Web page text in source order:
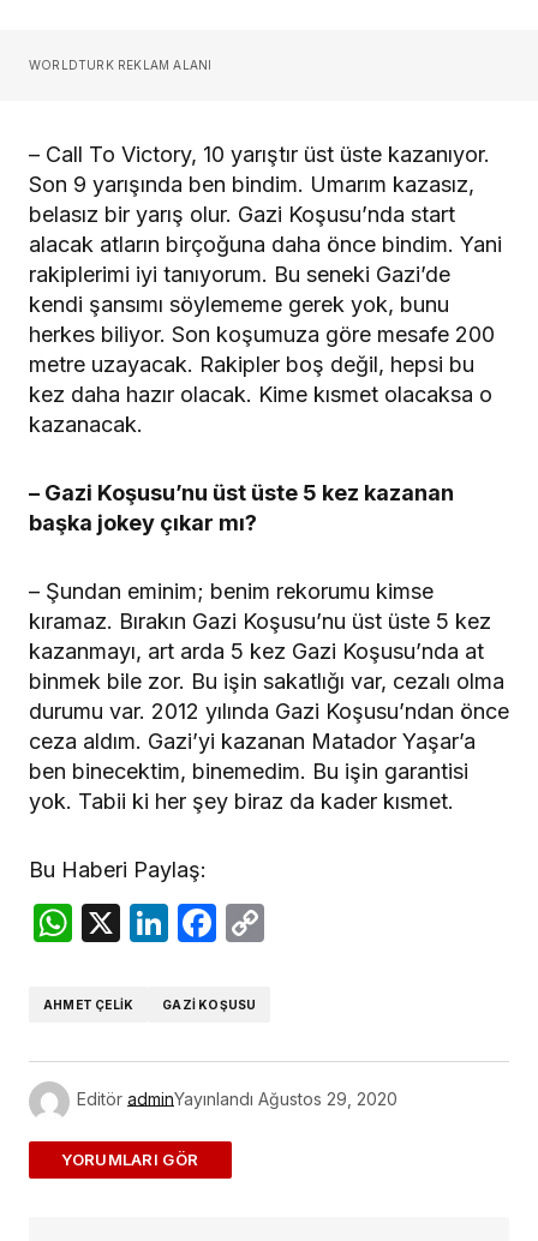
WORLDTURK REKLAM ALANI
– Call To Victory, 10 yarıştır üst üste kazanıyor.
Son 9 yarışında ben bindim. Umarım kazasız,
belasız bir yarış olur. Gazi Koşusu’nda start
alacak atların birçoğuna daha önce bindim. Yani
rakiplerimi iyi tanıyorum. Bu seneki Gazi’de
kendi şansımı söylememe gerek yok, bunu
herkes biliyor. Son koşumuza göre mesafe 200
metre uzayacak. Rakipler boş değil, hepsi bu
kez daha hazır olacak. Kime kısmet olacaksa o
kazanacak.
– Gazi Koşusu’nu üst üste 5 kez kazanan
başka jokey çıkar mı?
– Şundan eminim; benim rekorumu kimse
kıramaz. Bırakın Gazi Koşusu’nu üst üste 5 kez
kazanmayı, art arda 5 kez Gazi Koşusu’nda at
binmek bile zor. Bu işin sakatlığı var, cezalı olma
durumu var. 2012 yılında Gazi Koşusu’ndan önce
ceza aldım. Gazi’yi kazanan Matador Yaşar’a
ben binecektim, binemedim. Bu işin garantisi
yok. Tabii ki her şey biraz da kader kısmet.
Bu Haberi Paylaş:
WhatsApp
X LinkedIn
Facebook
AHMET ÇELIK GAZI KOŞUSU
Editör adminYayınlandı Ağustos 29, 2020
ADD A COMMENT